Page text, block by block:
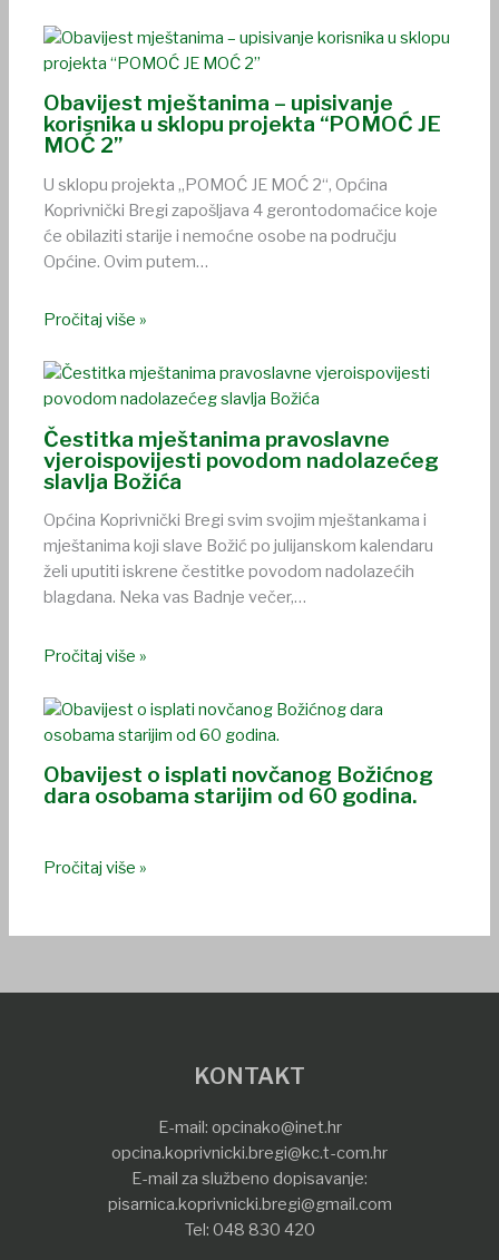
Obavijest mještanima – upisivanje
korisnika u sklopu projekta “POMOĆ JE
MOĆ 2”
U sklopu projekta „POMOĆ JE MOĆ 2“, Općina
Koprivnički Bregi zapošljava 4 gerontodomaćice koje
će obilaziti starije i nemoćne osobe na području
Općine. Ovim putem…
Pročitaj više »
Čestitka mještanima pravoslavne
vjeroispovijesti povodom nadolazećeg
slavlja Božića
Općina Koprivnički Bregi svim svojim mještankama i
mještanima koji slave Božić po julijanskom kalendaru
želi uputiti iskrene čestitke povodom nadolazećih
blagdana. Neka vas Badnje večer,…
Pročitaj više »
Obavijest o isplati novčanog Božićnog
dara osobama starijim od 60 godina.
Pročitaj više »
KONTAKT
E-mail: opcinako@inet.hr
opcina.koprivnicki.bregi@kc.t-com.hr
E-mail za službeno dopisavanje:
pisarnica.koprivnicki.bregi@gmail.com
Tel: 048 830 420